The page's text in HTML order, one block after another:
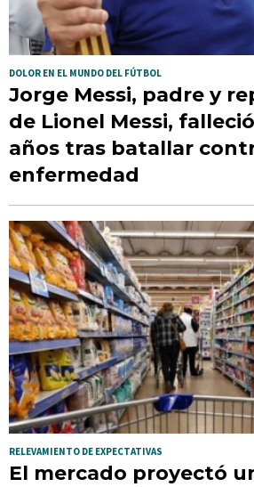
DOLOR EN EL MUNDO DEL FÚTBOL
Jorge Messi, padre y
de Lionel Messi,
años tras batallar
enfermedad
RELEVAMIENTO DE EXPECTATIVAS
El mercado proyectó